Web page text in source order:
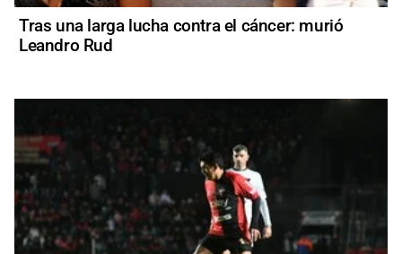
Tras una larga lucha contra el cáncer: murió
Leandro Rud